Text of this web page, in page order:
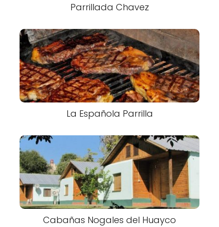
Parrillada Chavez
La Española Parrilla
Cabañas Nogales del Huayco